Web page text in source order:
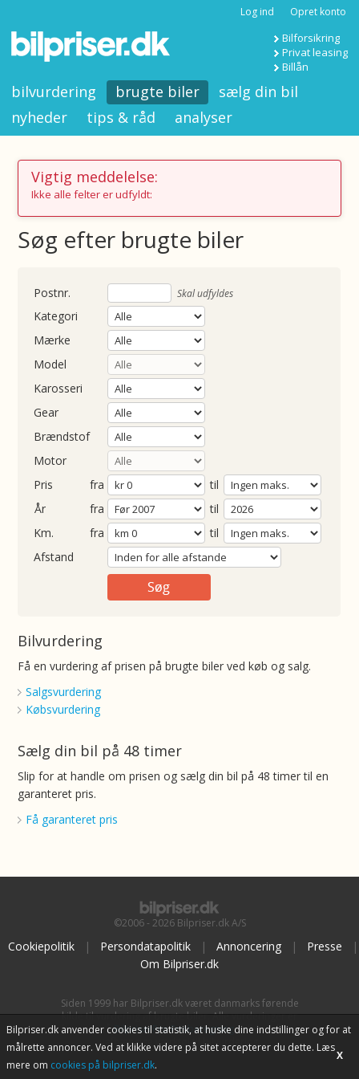
Log ind Opret konto
Bilforsikring
Privat leasing
Billån
bilvurdering brugte biler
sælg din bil
nyheder
tips & råd analyser
Vigtig meddelelse:
Ikke alle felter er udfyldt:
Søg efter brugte biler
Skal udfyldes
Kategori
Mærke
Model
Karosseri
Gear
Brændstof
Motor
Pris
fra
til
fra
til
fra
til
Afstand
Bilvurdering
Få en vurdering af prisen på brugte biler ved køb og salg.
Salgsvurdering
Købsvurdering
Sælg din bil på 48 timer
Slip for at handle om prisen og sælg din bil på 48 timer til en
garanteret pris.
Få garanteret pris
©2006 - 2026 Bilpriser.dk A/S
Cookiepolitik | Persondatapolitik | Annoncering | Presse
|
Om Bilpriser.dk
Siden 1999 har Bilpriser.dk været danmarks førende
kilde til vurdering af brugte biler. Alle vurderinger er
baseret påBilpriserPro Prisberegning , bilbranchens
uafhængige værktøj til bilvurdering.
Bilpriser.dk anvender cookies til statistik, at huske dine indstillinger og for at
målrette annoncer. Ved at klikke videre på sitet accepterer du dette. Læs
mere om cookies på bilpriser.dk.
X